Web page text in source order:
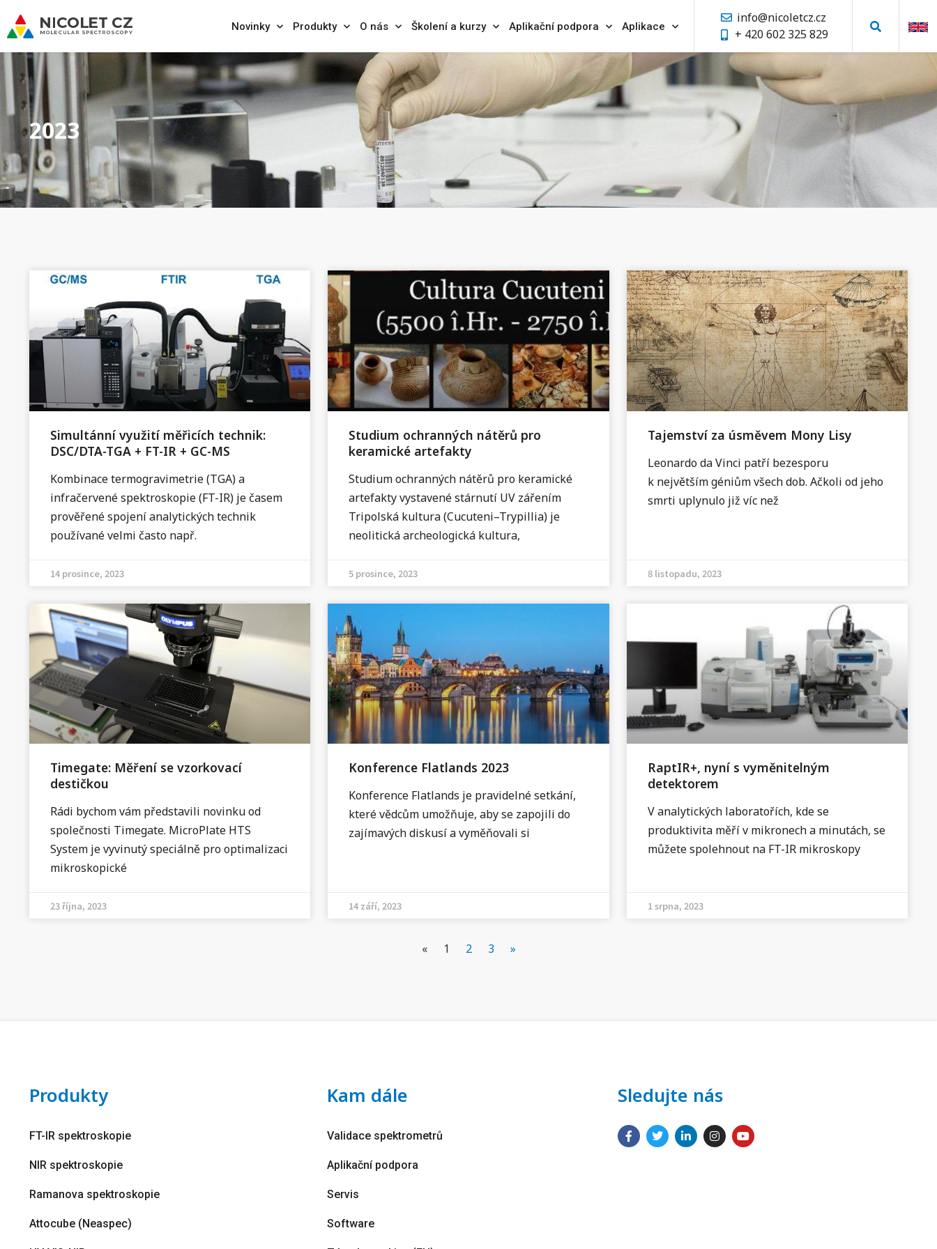
Novinky Produkty O nás Školení a kurzy Aplikační podpora Aplikace
info@nicoletcz.cz
+ 420 602 325 829
2023
Simultánní využití měřicích technik:
DSC/DTA-TGA + FT-IR + GC-MS
Kombinace termogravimetrie (TGA) a
infračervené spektroskopie (FT-IR) je časem
prověřené spojení analytických technik
používané velmi často např.
14 prosince, 2023
Studium ochranných nátěrů pro
keramické artefakty
Studium ochranných nátěrů pro keramické
artefakty vystavené stárnutí UV zářením
Tripolská kultura (Cucuteni–Trypillia) je
neolitická archeologická kultura,
5 prosince, 2023
Tajemství za úsměvem Mony Lisy
Leonardo da Vinci patří bezesporu
k největším géniům všech dob. Ačkoli od jeho
smrti uplynulo již víc než
8 listopadu, 2023
Timegate: Měření se vzorkovací
destičkou
Rádi bychom vám představili novinku od
společnosti Timegate. MicroPlate HTS
System je vyvinutý speciálně pro optimalizaci
mikroskopické
23 října, 2023
Konference Flatlands 2023
Konference Flatlands je pravidelné setkání,
které vědcům umožňuje, aby se zapojili do
zajímavých diskusí a vyměňovali si
14 září, 2023
RaptIR+, nyní s vyměnitelným
detektorem
V analytických laboratořích, kde se
produktivita měří v mikronech a minutách, se
můžete spolehnout na FT-IR mikroskopy
1 srpna, 2023
« 1 2 3 »
Produkty
FT-IR spektroskopie
NIR spektroskopie
Ramanova spektroskopie
Attocube (Neaspec)
Kam dále
Validace spektrometrů
Aplikační podpora
Servis
Software
Sledujte nás